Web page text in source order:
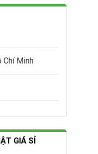
Chí Minh
GIÁ SỈ